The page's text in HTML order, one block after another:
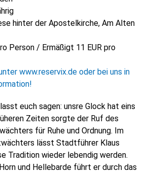
hinter der Apostelkirche, Am Alten
Person / Ermäßigt 11 EUR pro
www.reservix.de oder bei uns in
euch sagen: unsre Glock hat eins
Zeiten sorgte der Ruf des
für Ruhe und Ordnung. Im
lässt Stadtführer Klaus
Tradition wieder lebendig werden.
und Hellebarde führt er durch das